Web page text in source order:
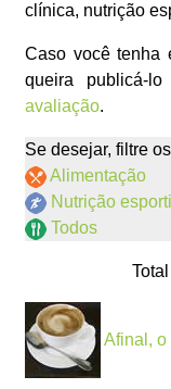
clínica, nutrição
Caso você tenha
queira publicá-
avaliação.
Se desejar, filtre
Alimentação
Nutrição
Todos
Afinal, o